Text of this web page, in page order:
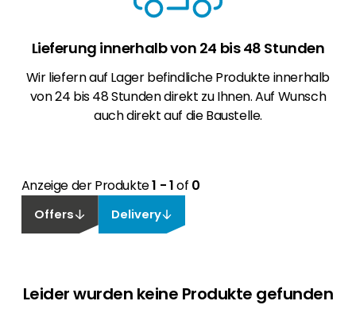
Lieferung innerhalb von 24 bis 48 Stunden
Wir liefern auf Lager befindliche Produkte innerhalb
von 24 bis 48 Stunden direkt zu Ihnen. Auf Wunsch
auch direkt auf die Baustelle.
Anzeige der Produkte1 - 1of 0
Offers Delivery
Leider wurden keine Produkte gefunden